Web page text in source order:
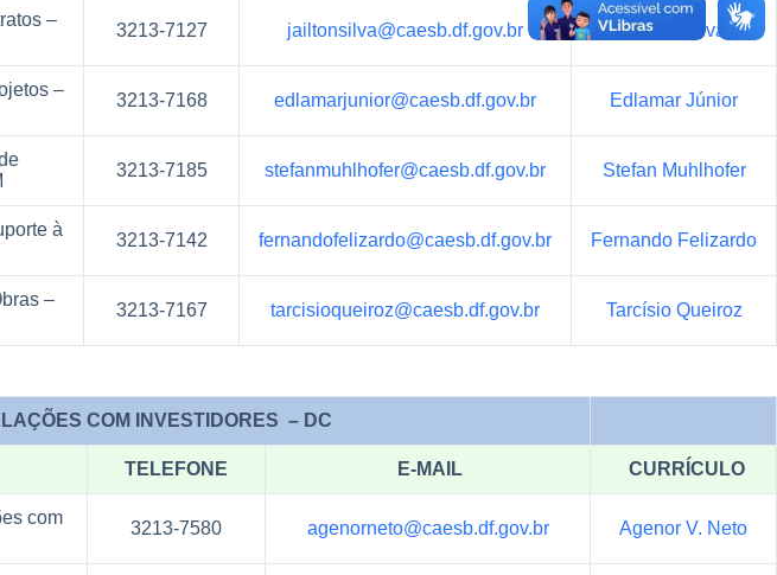
–
3213-7127 jailtonsilva@caesb.df.gov.br Jailton Silva
–
3213-7168 edlamarjunior@caesb.df.gov.br Edlamar Júnior
3213-7185 stefanmuhlhofer@caesb.df.gov.br Stefan Muhlhofer
à
3213-7142 fernandofelizardo@caesb.df.gov.br Fernando Felizardo
–
3213-7167 tarcisioqueiroz@caesb.df.gov.br Tarcísio Queiroz
COM INVESTIDORES – DC
TELEFONE E-MAIL CURRÍCULO
com
3213-7580 agenorneto@caesb.df.gov.br Agenor V. Neto